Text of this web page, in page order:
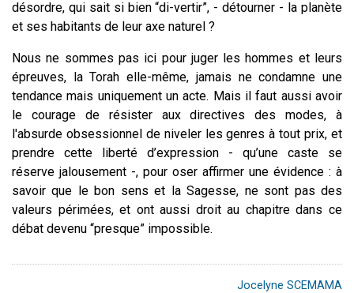
désordre, qui sait si bien “di-vertir”, - détourner - la planète
et ses habitants de leur axe naturel ?
Nous ne sommes pas ici pour juger les hommes et leurs
épreuves, la Torah elle-même, jamais ne condamne une
tendance mais uniquement un acte. Mais il faut aussi avoir
le courage de résister aux directives des modes, à
l'absurde obsessionnel de niveler les genres à tout prix, et
prendre cette liberté d’expression - qu’une caste se
réserve jalousement -, pour oser affirmer une évidence : à
savoir que le bon sens et la Sagesse, ne sont pas des
valeurs périmées, et ont aussi droit au chapitre dans ce
débat devenu “presque” impossible.
Jocelyne SCEMAMA